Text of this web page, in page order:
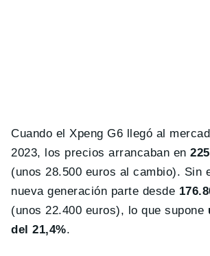
Cuando el Xpeng G6 llegó al
2023, los precios arrancaban en
(unos 28.500 euros al cambio). Sin
nueva generación parte desde
(unos 22.400 euros), lo que supone
del 21,4%.